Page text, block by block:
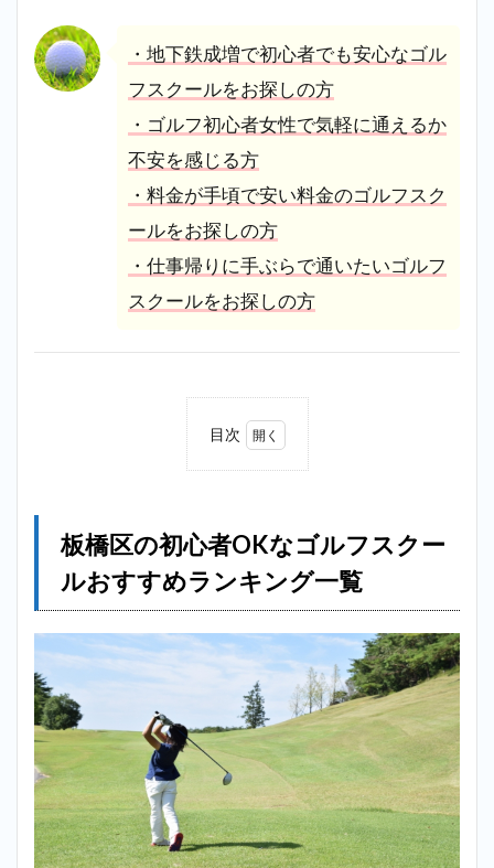
・地下鉄成増で初心者でも安心なゴル
フスクールをお探しの方
・ゴルフ初心者女性で気軽に通えるか
不安を感じる方
・料金が手頃で安い料金のゴルフスク
ールをお探しの方
・仕事帰りに手ぶらで通いたいゴルフ
スクールをお探しの方
目次
者
なゴ
ール
キン
グ一
覧
【初心
者女性
OK】
板橋区の初心者OKなゴルフスクー
ルおすすめランキング一覧